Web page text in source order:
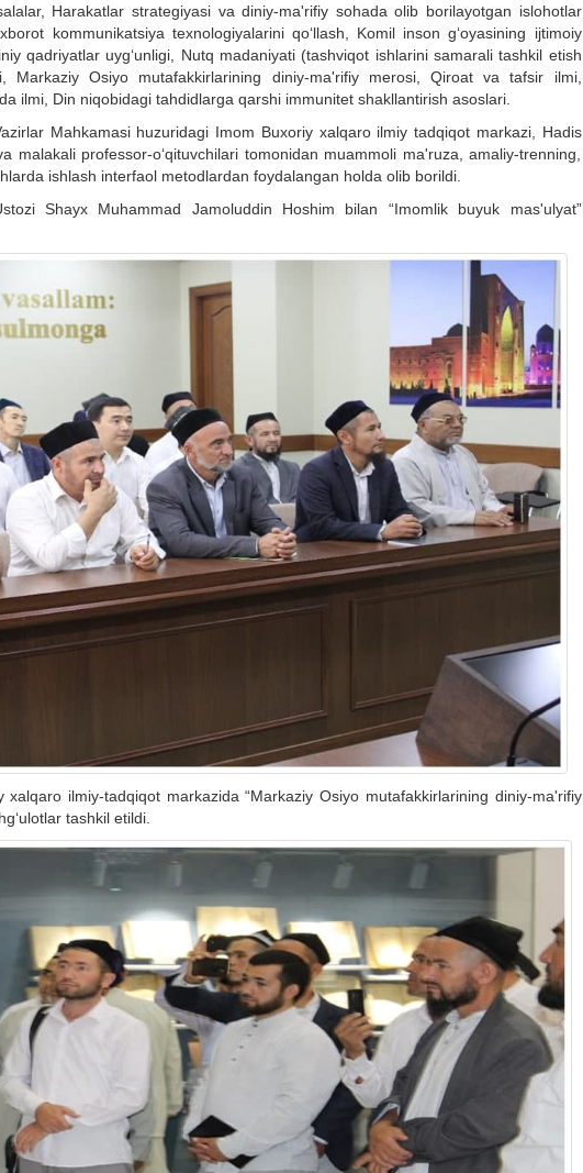
Harakatlar strategiyasi va diniy-ma'rifiy sohada olib borilayotgan islohotlar
kommunikatsiya texnologiyalarini qo‘llash, Komil inson g‘oyasining ijtimoiy
qadriyatlar uyg‘unligi, Nutq madaniyati (tashviqot ishlarini samarali tashkil etish
Markaziy Osiyo mutafakkirlarining diniy-ma'rifiy merosi, Qiroat va tafsir ilmi,
ilmi, Din niqobidagi tahdidlarga qarshi immunitet shakllantirish asoslari.
Mahkamasi huzuridagi Imom Buxoriy xalqaro ilmiy tadqiqot markazi, Hadis
malakali professor-o‘qituvchilari tomonidan muammoli ma'ruza, amaliy-trenning,
ishlash interfaol metodlardan foydalangan holda olib borildi.
Shayx Muhammad Jamoluddin Hoshim bilan “Imomlik buyuk mas'ulyat”
ilmiy-tadqiqot markazida “Markaziy Osiyo mutafakkirlarining diniy-ma'rifiy
tashkil etildi.